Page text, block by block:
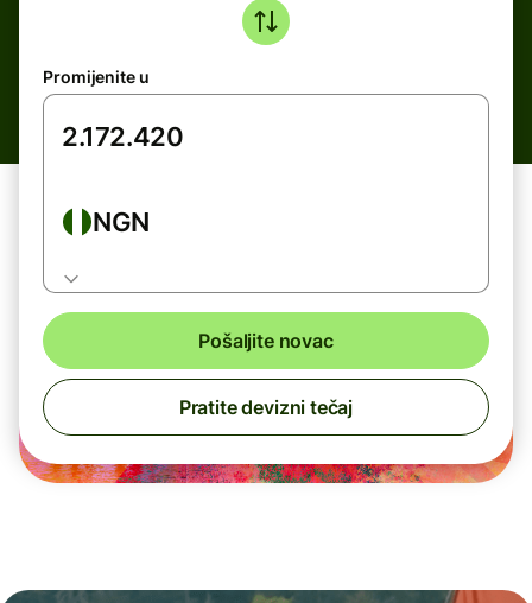
Promijenite u
NGN
Pošaljite novac
Pratite devizni tečaj